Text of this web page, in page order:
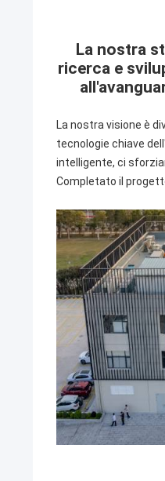
La nostra
ricerca e
La nostra visione è
tecnologie chiave
intelligente, ci
Completato il